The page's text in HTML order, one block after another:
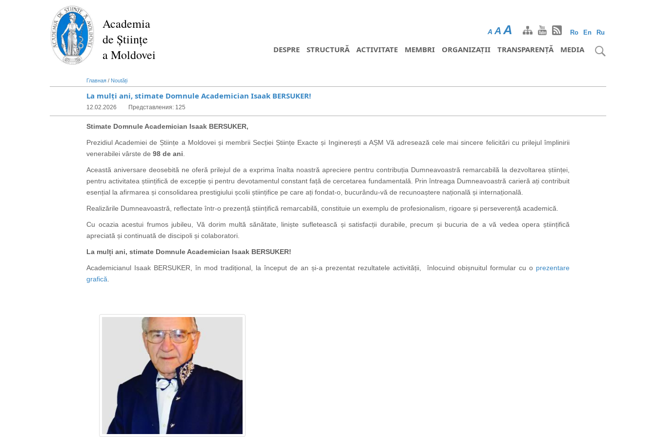
Academia
de Științe
a Moldovei
Ro En Ru
A A A
DESPRE STRUCTURĂ ACTIVITATE MEMBRI ORGANIZAȚII TRANSPARENȚĂ MEDIA
Главная / Noutăți
La mulți ani, stimate Domnule Academician Isaak BERSUKER!
12.02.2026 Представления: 125
Stimate Domnule Academician Isaak BERSUKER,
Prezidiul Academiei de Științe a Moldovei și membrii Secției Științe Exacte și Inginerești a AȘM Vă adresează cele mai sincere felicitări cu prilejul împlinirii
venerabilei vârste de 98 de ani
Această aniversare deosebită ne oferă prilejul de a exprima înalta noastră apreciere pentru contribuția Dumneavoastră remarcabilă la dezvoltarea științei,
pentru activitatea științifică de excepție și pentru devotamentul constant față de cercetarea fundamentală. Prin întreaga Dumneavoastră carieră ați contribuit
esențial la afirmarea și consolidarea prestigiului școlii științifice pe care ați fondat-o, bucurându-vă de recunoaștere națională și internațională.
Realizările Dumneavoastră, reflectate într-o prezență științifică remarcabilă, constituie un exemplu de profesionalism, rigoare și perseverență academică.
Cu ocazia acestui frumos jubileu, Vă dorim multă sănătate, liniște sufletească și satisfacții durabile, precum și bucuria de a vă vedea opera științifică
apreciată și continuată de discipoli și colaboratori.
La mulți ani, stimate Domnule Academician Isaak BERSUKER!
Academicianul Isaak BERSUKER, în mod tradițional, la început de an și-a prezentat rezultatele activității, înlocuind obișnuitul formular cu o prezentare
grafică